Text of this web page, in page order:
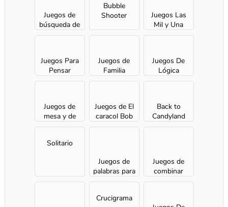
Juegos de
búsqueda de
objetos
Bubble
Shooter
Juegos Las
Mil y Una
Noches
Juegos Para
Pensar
Juegos de
Familia
Juegos De
Lógica
Juegos de
mesa y de
cartas
Juegos de El
caracol Bob
Back to
Candyland
Solitario
Juegos de
palabras para
chicas
Juegos de
combinar
bloques
Crucigrama